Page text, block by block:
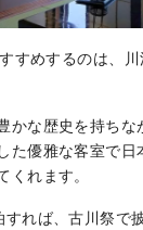
すめするのは、
かな歴史を持ち
た優雅な客室で日
くれます。
れば、古川祭で